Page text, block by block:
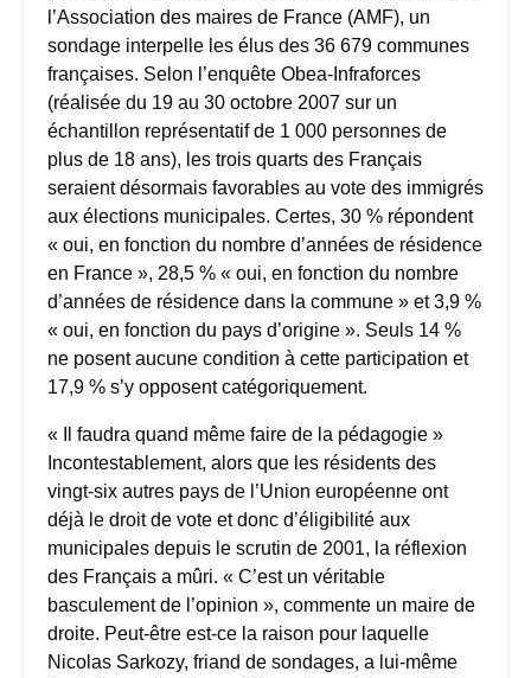
l’Association des maires de France (AMF), un
sondage interpelle les élus des 36 679 communes
françaises. Selon l’enquête Obea-Infraforces
(réalisée du 19 au 30 octobre 2007 sur un
échantillon représentatif de 1 000 personnes de
plus de 18 ans), les trois quarts des Français
seraient désormais favorables au vote des immigrés
aux élections municipales. Certes, 30 % répondent
« oui, en fonction du nombre d’années de résidence
en France », 28,5 % « oui, en fonction du nombre
d’années de résidence dans la commune » et 3,9 %
« oui, en fonction du pays d’origine ». Seuls 14 %
ne posent aucune condition à cette participation et
17,9 % s’y opposent catégoriquement.
« Il faudra quand même faire de la pédagogie »
Incontestablement, alors que les résidents des
vingt-six autres pays de l’Union européenne ont
déjà le droit de vote et donc d’éligibilité aux
municipales depuis le scrutin de 2001, la réflexion
des Français a mûri. « C’est un véritable
basculement de l’opinion », commente un maire de
droite. Peut-être est-ce la raison pour laquelle
Nicolas Sarkozy, friand de sondages, a lui-même